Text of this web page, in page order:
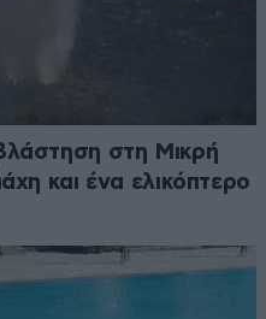
στη Μικρή
και ένα ελικόπτερο